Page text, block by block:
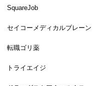
SquareJob
セイコーメディカルブレーン
転職ゴリ薬
トライエイジ